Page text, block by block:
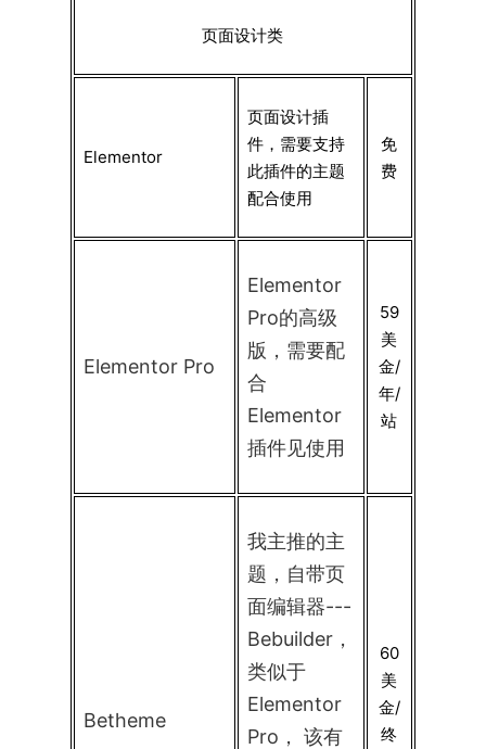
页面设计类
Elementor
页面设计插
件，需要支持
此插件的主题
配合使用
免
费
Elementor Pro
Elementor
Pro的高级
版，需要配
合
Elementor
插件见使用
59
美
金/
年/
站
Betheme
我主推的主
题，自带页
面编辑器---
Bebuilder，
类似于
Elementor
Pro， 该有
60
美
金/
终